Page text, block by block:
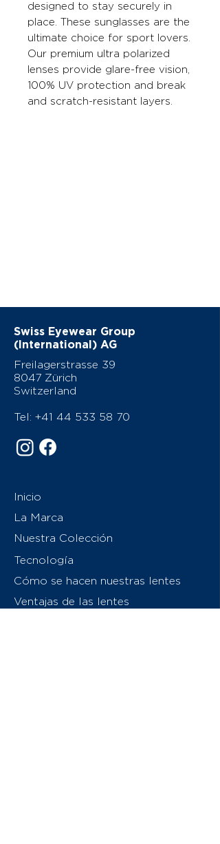
designed to stay securely in
place. These sunglasses are the
ultimate choice for sport lovers.
Our premium ultra polarized
lenses provide glare-free vision,
100% UV protection and break
and scratch-resistant layers.
Swiss Eyewear Group
(International) AG
Freilagerstrasse 39
8047 Zürich
Switzerland
Tel: +41 44 533 58 70
Inicio
La Marca
Nuestra Colección
Tecnología
Cómo se hacen nuestras lentes
Ventajas de las lentes